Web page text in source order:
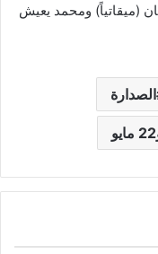
(ميقاتياً) ومحمد يعيش
الصدارة